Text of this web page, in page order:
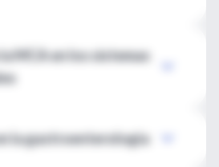
MCA en los sistemas
la gastroenterología